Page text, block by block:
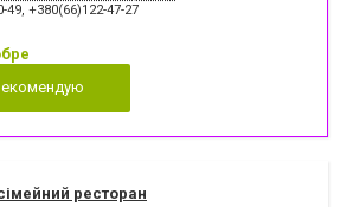
Японська кухня
49, +380(66)122-47-27
ресторан